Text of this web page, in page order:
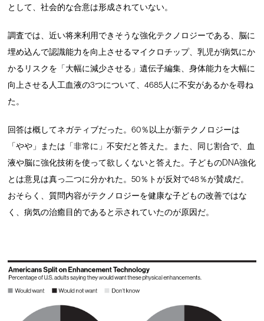
として、社会的な合意は形成されていない。
調査では、近い将来利用できそうな強化テクノロジーである、脳に
埋め込んで認識能力を向上させるマイクロチップ、乳児が病気にか
かるリスクを「大幅に減少させる」遺伝子編集、身体能力を大幅に
向上させる人工血液の3つについて、4685人に不安があるかを尋ね
た。
回答は概してネガティブだった。60％以上が新テクノロジーは
「やや」または「非常に」不安だと答えた。また、同じ割合で、血
液や脳に強化技術を使って欲しくないと答えた。子どものDNA強化
とは意見は真っ二つに分かれた。50％トが反対で48％が賛成だ。
おそらく、質問内容がテクノロジーを健康な子どもの改善ではな
く、病気の治癒目的であると示されていたのが原因だ。